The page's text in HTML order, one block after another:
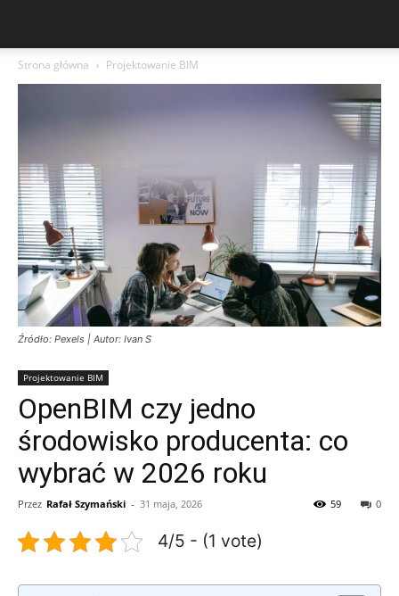
Strona główna Projektowanie BIM
Źródło: Pexels | Autor: Ivan S
Projektowanie BIM
OpenBIM czy jedno
środowisko producenta: co
wybrać w 2026 roku
Przez Rafał Szymański - 31 maja, 2026 0
59
4/5 - (1 vote)